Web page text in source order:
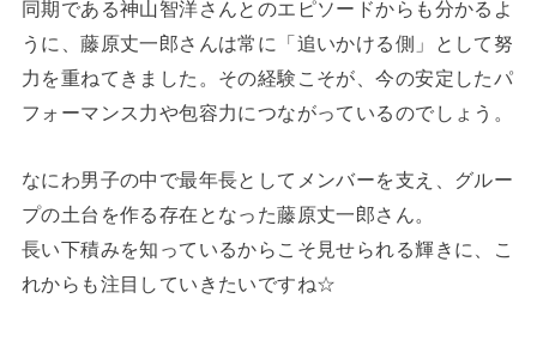
同期である神山智洋さんとのエピソードからも分かるよ
うに、藤原丈一郎さんは常に「追いかける側」として努
力を重ねてきました。その経験こそが、今の安定したパ
フォーマンス力や包容力につながっているのでしょう。
なにわ男子の中で最年長としてメンバーを支え、グルー
プの土台を作る存在となった藤原丈一郎さん。
長い下積みを知っているからこそ見せられる輝きに、こ
れからも注目していきたいですね☆